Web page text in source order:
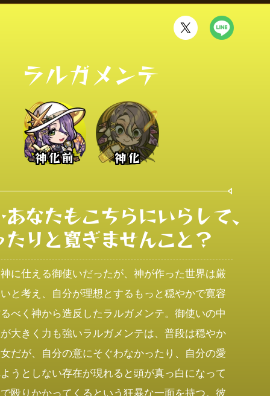
ラルガメンテ
神化前 神化
なたもこちらにいらして、
たりと寛ぎませんこと？
に仕える御使いだったが、神が作った世界は厳
と考え、自分が理想とするもっと穏やかで寛容
べく神から造反したラルガメンテ。御使いの中
大きく力も強いラルガメンテは、普段は穏やか
だが、自分の意にそぐわなかったり、自分の愛
うとしない存在が現れると頭が真っ白になって
殴りかかってくるという狂暴な一面を持つ。彼